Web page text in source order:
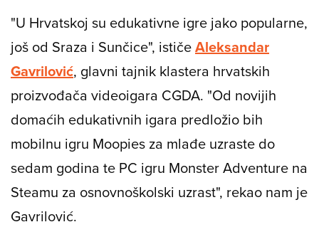
"U Hrvatskoj su edukativne igre jako popularne,
još od Sraza i Sunčice", ističeAleksandar
Gavrilović, glavni tajnik klastera hrvatskih
proizvođača videoigara CGDA. "Od novijih
domaćih edukativnih igara predložio bih
mobilnu igru Moopies za mlađe uzraste do
sedam godina te PC igru Monster Adventure na
Steamu za osnovnoškolski uzrast", rekao nam je
Gavrilović.